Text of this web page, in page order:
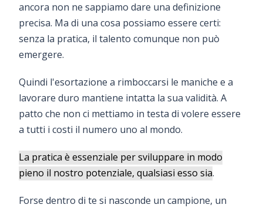
ancora non ne sappiamo dare una definizione
precisa. Ma di una cosa possiamo essere certi:
senza la pratica, il talento comunque non può
emergere.
Quindi l'esortazione a rimboccarsi le maniche e a
lavorare duro mantiene intatta la sua validità. A
patto che non ci mettiamo in testa di volere essere
a tutti i costi il numero uno al mondo.
La pratica è essenziale per sviluppare in modo
pieno il nostro potenziale, qualsiasi esso sia.
Forse dentro di te si nasconde un campione, un